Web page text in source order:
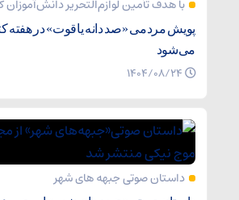
با هدف تأمین لوازم‌التحریر دانش‌آموزان
پویش مردمی «صد دانه یاقوت» در هفته
می‌شود
داستان صوتی جبهه های شهر